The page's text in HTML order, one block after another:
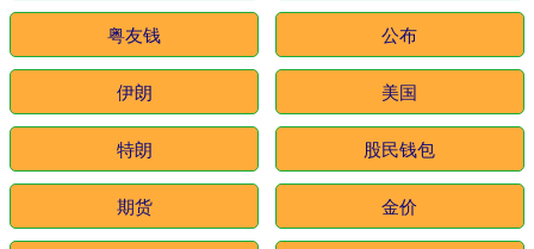
粤友钱 公布
伊朗 美国
特朗 股民钱包
期货 金价